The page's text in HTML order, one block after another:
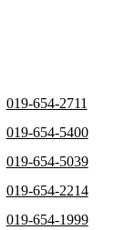
019-654-2711
019-654-5400
019-654-5039
019-654-2214
019-654-1999